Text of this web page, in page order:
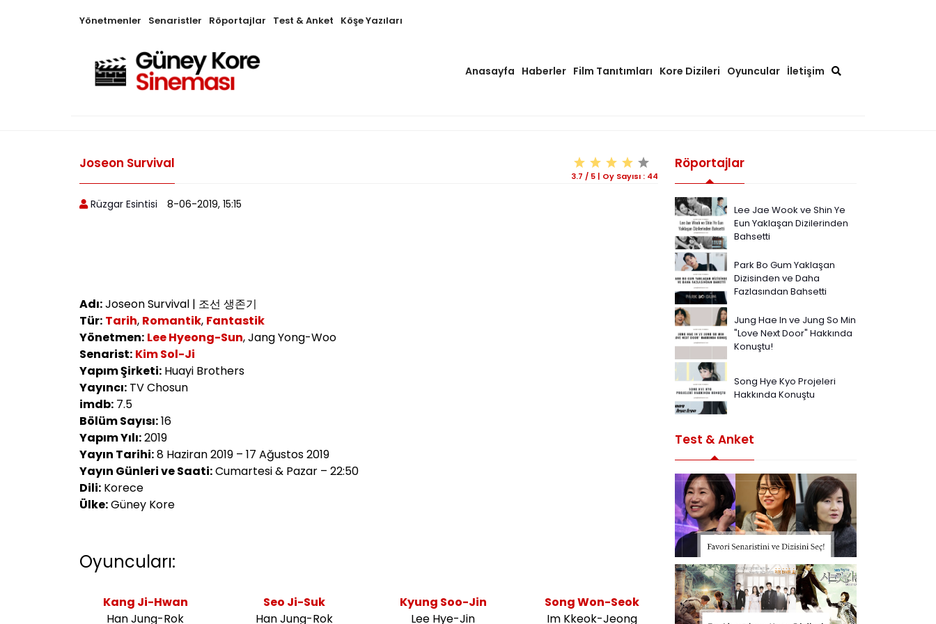
Yönetmenler Senaristler Röportajlar Test & Anket Köşe Yazıları
Anasayfa Haberler Film Tanıtımları Kore Dizileri Oyuncular İletişim
Joseon Survival
3.7 / 5 | Oy Sayısı : 44
Rüzgar Esintisi 8-06-2019, 15:15
Adı:Joseon Survival | 조선 생존기
Tür: Tarih, Romantik, Fantastik
Yönetmen: Lee Hyeong-Sun, Jang Yong-Woo
Senarist: Kim Sol-Ji
Yapım Şirketi: Huayi Brothers
Yayıncı: TV Chosun
imdb: 7.5
Bölüm Sayısı:16
Yapım Yılı:2019
Yayın Tarihi:8 Haziran 2019 – 17 Ağustos 2019
Yayın Günleri ve Saati:Cumartesi & Pazar – 22:50
Dili: Korece
Ülke:Güney Kore
Oyuncuları:
Kang Ji-Hwan
Han Jung-Rok
Seo Ji-Suk
Han Jung-Rok
Kyung Soo-Jin
Lee Hye-Jin
Song Won-Seok
Im Kkeok-Jeong
Röportajlar
Lee Jae Wook ve Shin Ye
Eun Yaklaşan Dizilerinden
Bahsetti
Park Bo Gum Yaklaşan
Dizisinden ve Daha
Fazlasından Bahsetti
Jung Hae In ve Jung So Min
"Love Next Door" Hakkında
Konuştu!
Song Hye Kyo Projeleri
Hakkında Konuştu
Test & Anket